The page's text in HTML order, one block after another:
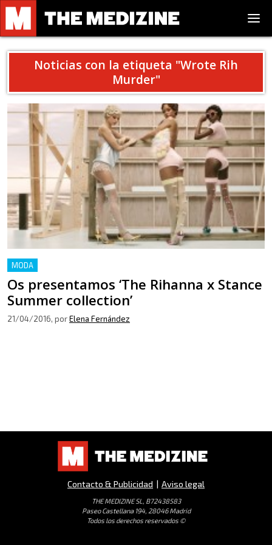
Noticias con la etiqueta "Wrote Rih
Murder"
MODA
Os presentamos ‘The Rihanna x Stance
Summer collection’
21/04/2016, porElena Fernández
Contacto & Publicidad | Aviso legal
THE MEDIZINE SL, B72438583
Paseo Castellana 194, 28046 Madrid
Todos los derechos reservados ©